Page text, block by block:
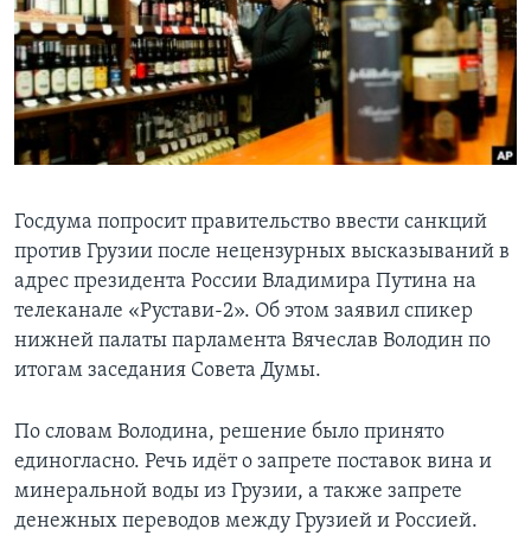
Learning English
СОЦИАЛЬНЫЕ СЕТИ
Языки
Госдума попросит правительство ввести санкций
против Грузии после нецензурных высказываний в
адрес президента России Владимира Путина на
телеканале «Рустави-2». Об этом заявил спикер
нижней палаты парламента Вячеслав Володин по
итогам заседания Совета Думы.
По словам Володина, решение было принято
единогласно. Речь идёт о запрете поставок вина и
минеральной воды из Грузии, а также запрете
денежных переводов между Грузией и Россией.